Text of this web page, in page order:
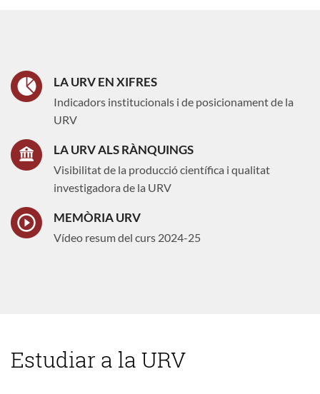
LA URV EN XIFRES
Indicadors institucionals i de posicionament de la
URV
LA URV ALS RÀNQUINGS
Visibilitat de la producció científica i qualitat
investigadora de la URV
MEMÒRIA URV
Vídeo resum del curs 2024-25
Estudiar a la URV